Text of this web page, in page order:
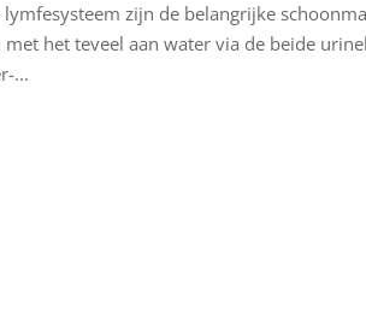
zijn de belangrijke
het teveel aan water via de beide
...